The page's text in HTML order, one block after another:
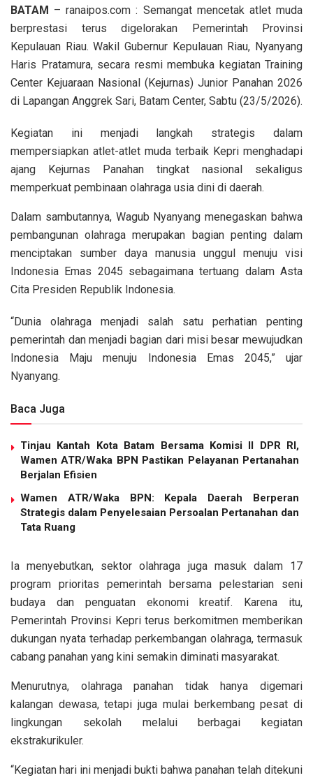
BATAM – ranaipos.com : Semangat mencetak atlet muda
berprestasi terus digelorakan Pemerintah Provinsi
Kepulauan Riau. Wakil Gubernur Kepulauan Riau, Nyanyang
Haris Pratamura, secara resmi membuka kegiatan Training
Center Kejuaraan Nasional (Kejurnas) Junior Panahan 2026
di Lapangan Anggrek Sari, Batam Center, Sabtu (23/5/2026).
Kegiatan ini menjadi langkah strategis dalam
mempersiapkan atlet-atlet muda terbaik Kepri menghadapi
ajang Kejurnas Panahan tingkat nasional sekaligus
memperkuat pembinaan olahraga usia dini di daerah.
Dalam sambutannya, Wagub Nyanyang menegaskan bahwa
pembangunan olahraga merupakan bagian penting dalam
menciptakan sumber daya manusia unggul menuju visi
Indonesia Emas 2045 sebagaimana tertuang dalam Asta
Cita Presiden Republik Indonesia.
“Dunia olahraga menjadi salah satu perhatian penting
pemerintah dan menjadi bagian dari misi besar mewujudkan
Indonesia Maju menuju Indonesia Emas 2045,” ujar
Nyanyang.
Baca Juga
Tinjau Kantah Kota Batam Bersama Komisi II DPR RI,
Wamen ATR/Waka BPN Pastikan Pelayanan Pertanahan
Berjalan Efisien
Wamen ATR/Waka BPN: Kepala Daerah Berperan
Strategis dalam Penyelesaian Persoalan Pertanahan dan
Tata Ruang
Ia menyebutkan, sektor olahraga juga masuk dalam 17
program prioritas pemerintah bersama pelestarian seni
budaya dan penguatan ekonomi kreatif. Karena itu,
Pemerintah Provinsi Kepri terus berkomitmen memberikan
dukungan nyata terhadap perkembangan olahraga, termasuk
cabang panahan yang kini semakin diminati masyarakat.
Menurutnya, olahraga panahan tidak hanya digemari
kalangan dewasa, tetapi juga mulai berkembang pesat di
lingkungan sekolah melalui berbagai kegiatan
ekstrakurikuler.
“Kegiatan hari ini menjadi bukti bahwa panahan telah ditekuni